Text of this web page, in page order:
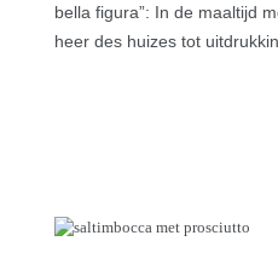
bella figura”: In de maaltijd
heer des huizes tot